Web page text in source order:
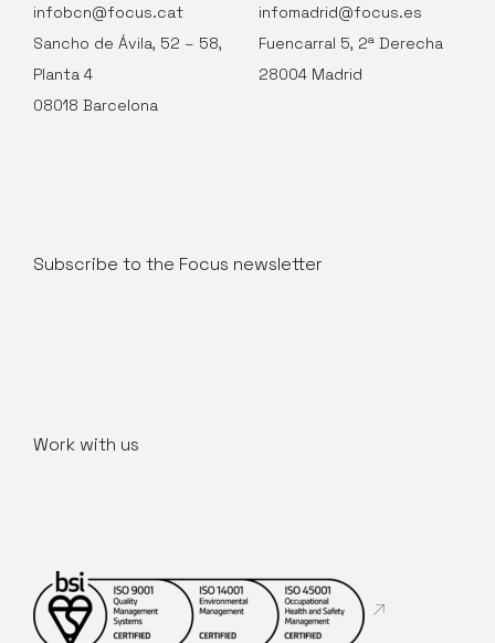
infobcn@focus.cat
Sancho de Ávila, 52 – 58,
Planta 4
08018 Barcelona
infomadrid@focus.es
Fuencarral 5, 2ª Derecha
28004 Madrid
Subscribe to the Focus newsletter
Work with us